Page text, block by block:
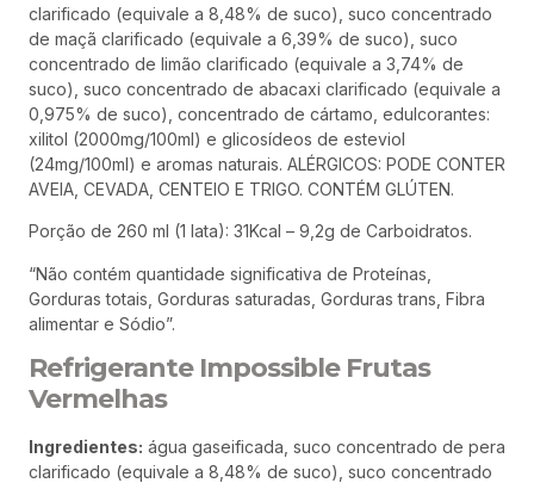
clarificado (equivale a 8,48% de suco), suco concentrado
de maçã clarificado (equivale a 6,39% de suco), suco
concentrado de limão clarificado (equivale a 3,74% de
suco), suco concentrado de abacaxi clarificado (equivale a
0,975% de suco), concentrado de cártamo, edulcorantes:
xilitol (2000mg/100ml) e glicosídeos de esteviol
(24mg/100ml) e aromas naturais. ALÉRGICOS: PODE CONTER
AVEIA, CEVADA, CENTEIO E TRIGO. CONTÉM GLÚTEN.
Porção de 260 ml (1 lata): 31Kcal – 9,2g de Carboidratos.
“Não contém quantidade significativa de Proteínas,
Gorduras totais, Gorduras saturadas, Gorduras trans, Fibra
alimentar e Sódio”.
Refrigerante Impossible Frutas
Vermelhas
Ingredientes: água gaseificada, suco concentrado de pera
clarificado (equivale a 8,48% de suco), suco concentrado